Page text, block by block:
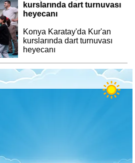
kurslarında dart turnuvası
heyecanı
Konya Karatay'da Kur'an
kurslarında dart turnuvası
heyecanı